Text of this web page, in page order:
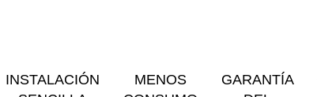
INSTALACIÓN
MENOS
GARANTÍA